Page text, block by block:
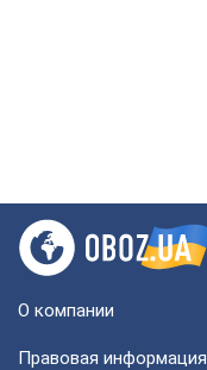
О компании
Правовая информация